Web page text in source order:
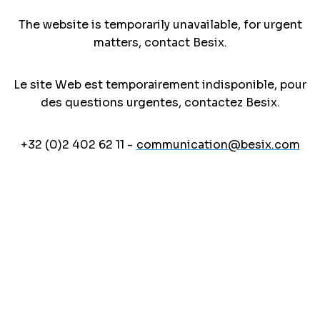
The website is temporarily unavailable, for urgent
matters, contact Besix.
Le site Web est temporairement indisponible, pour
des questions urgentes, contactez Besix.
+32 (0)2 402 62 11 - communication@besix.com